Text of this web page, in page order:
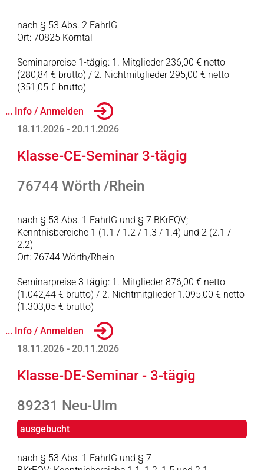
nach § 53 Abs. 2 FahrlG
Ort: 70825 Korntal
Seminarpreise 1-tägig: 1. Mitglieder 236,00 € netto
(280,84 € brutto) / 2. Nichtmitglieder 295,00 € netto
(351,05 € brutto)
... Info / Anmelden
18.11.2026 - 20.11.2026
Klasse-CE-Seminar 3-tägig
76744 Wörth /Rhein
nach § 53 Abs. 1 FahrlG und § 7 BKrFQV;
Kenntnisbereiche 1 (1.1 / 1.2 / 1.3 / 1.4) und 2 (2.1 /
2.2)
Ort: 76744 Wörth/Rhein
Seminarpreise 3-tägig: 1. Mitglieder 876,00 € netto
(1.042,44 € brutto) / 2. Nichtmitglieder 1.095,00 € netto
(1.303,05 € brutto)
... Info / Anmelden
18.11.2026 - 20.11.2026
Klasse-DE-Seminar - 3-tägig
89231 Neu-Ulm
ausgebucht
nach § 53 Abs. 1 FahrlG und § 7